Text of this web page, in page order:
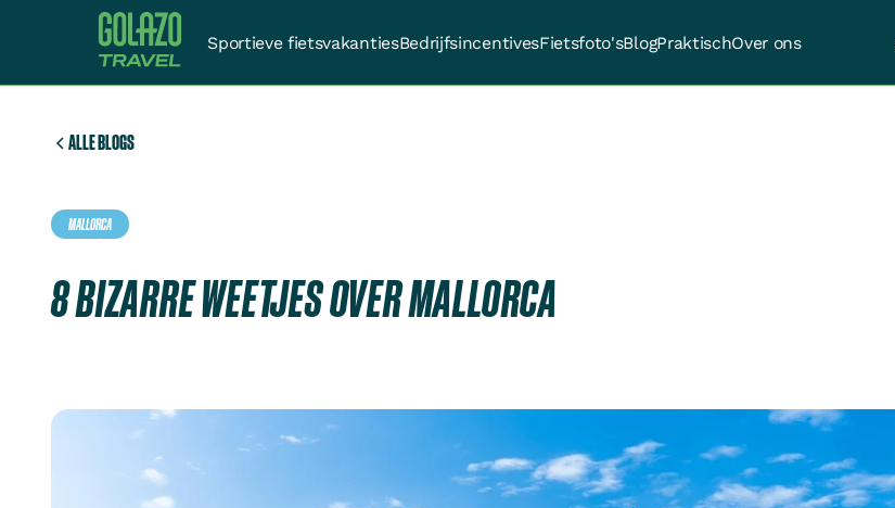
Sportieve fietsvakantiesBedrijfsincentivesFietsfoto'sBlogPraktischOver ons
ALLE BLOGS
MALLORCA
8 BIZARRE WEETJES OVER MALLORCA